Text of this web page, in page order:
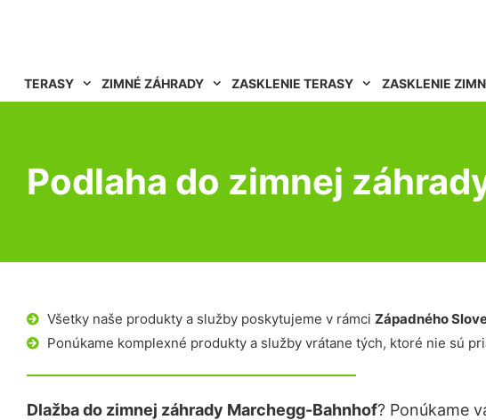
TERASY ZIMNÉ ZÁHRADY ZASKLENIE TERASY ZASKLENIE
Podlaha do zimnej
Všetky naše produkty a služby poskytujeme v rámci Západného
Ponúkame komplexné produkty a služby vrátane tých, ktoré nie sú
Dlažba do zimnej záhrady Marchegg-Bahnhof? Ponúkame